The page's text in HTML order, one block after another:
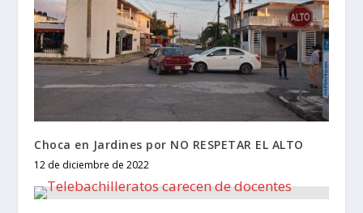
Choca en Jardines por NO RESPETAR EL ALTO
12 de diciembre de 2022